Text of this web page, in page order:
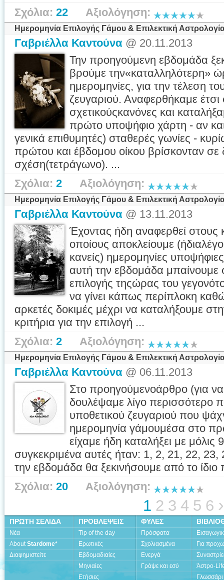
Σχόλια: 22 Αξιολόγηση:
Ημερομηνία Επιλογής Γάμου & Επιλεκτική
Γαβριέλλα Καντούνα @ 20.11.2013
Την προηγούμενη εβδομάδα
βρούμε την«καταλληλότερη»
ημερομηνίες, για την τέλεση
ζευγαριού. Αναφερθήκαμε
σχετικούςκανόνες και
πρώτο υποψήφιο χάρτη - αν
γενικά επιθυμητές) σταθερές γωνίες -
πρώτου και έβδομου οίκου βρίσκονταν σε
σχέση(τετράγωνο). ...
Σχόλια: 2 Αξιολόγηση:
Ημερομηνία Επιλογής Γάμου & Επιλεκτική
Γαβριέλλα Καντούνα @ 13.11.2013
Έχοντας ήδη αναφερθεί στους
οποίους αποκλείουμε
κανείς) ημερομηνίες
αυτή την εβδομάδα μπαίνουμε
επιλογής τηςώρας του
να γίνει κάπως περίπλοκη
αρκετές δοκιμές μέχρι να καταλήξουμε
κριτήρια για την επιλογή ...
Σχόλια: 2 Αξιολόγηση:
Ημερομηνία Επιλογής Γάμου & Επιλεκτική
Γαβριέλλα Καντούνα @ 06.11.2013
Στο προηγούμενοάρθρο (για
δουλέψαμε λίγο περισσότερο
υποθετικού ζευγαριού που
ημερομηνία γάμουμέσα στο
είχαμε ήδη καταλήξει με μόλις
συγκεκριμένα αυτές ήταν: 1, 2, 21, 22,
την εβδομάδα θα ξεκινήσουμε από το ίδιο
Σχόλια: 20 Αξιολόγηση:
1 2 3 4 5 6 ›
ΠΡΩΤΗ ΣΕΛΙΔΑ
Νέα
AboutStardome*
Διαφημιστείτε
ΠΡΟΒΛΕΨΕΙΣ
Tip of the day
Ερωτικές
Εβδομαδιαίες
Μηνιαίες
Ετήσιες
ΦΥΛΕΣ
Πρόσφατα
Σχολιασμένα
Ενεργά
Γράψε και εσύ
Για
Άστρο-
Γλωσσάρι